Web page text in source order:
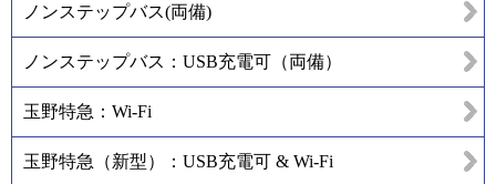
ノンステップバス(両備)
ノンステップバス：USB充電可（両備）
玉野特急：Wi-Fi
玉野特急（新型）：USB充電可 & Wi-Fi